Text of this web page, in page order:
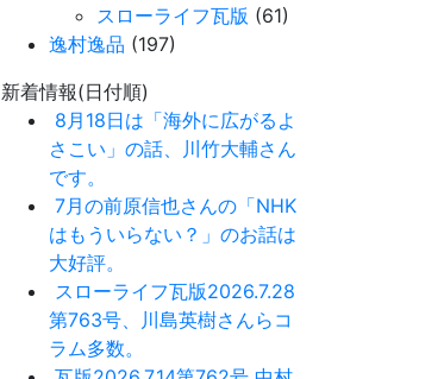
スローライフ瓦版 (61)
逸村逸品 (197)
新着情報(日付順)
8月18日は「海外に広がるよ
さこい」の話、川竹大輔さん
です。
7月の前原信也さんの「NHK
はもういらない？」のお話は
大好評。
スローライフ瓦版2026.7.28
第763号、川島英樹さんらコ
ラム多数。